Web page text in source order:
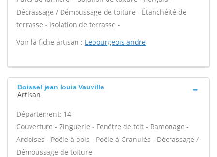
Décrassage / Démoussage de toiture - Étanchéité de
terrasse - Isolation de terrasse -
Voir la fiche artisan : Lebourgeois andre
Boissel jean louis Vauville
Artisan
Département: 14
Couverture - Zinguerie - Fenêtre de toit - Ramonage -
Ardoises - Poêle à bois - Poêle à Granulés - Décrassage /
Démoussage de toiture -